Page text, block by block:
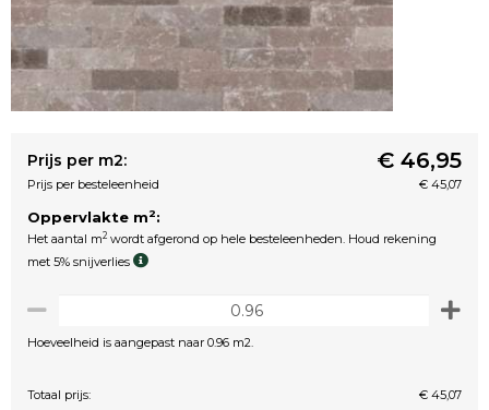
Prijs per m2: € 46,95
Prijs per besteleenheid € 45,07
Oppervlakte m2:
Het aantal m2 wordt afgerond op hele besteleenheden. Houd rekening
met 5% snijverlies
Hoeveelheid is aangepast naar 0.96 m2.
Totaal prijs:
€ 45,07